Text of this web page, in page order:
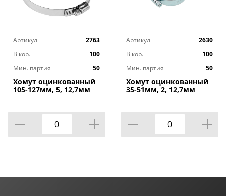
Артикул
2763
В кор.
100
Мин. партия
50
Хомут оцинкованный
105-127мм, 5, 12,7мм
Артикул
2630
В кор.
100
Мин. партия
50
Хомут оцинкованный
35-51мм, 2, 12,7мм